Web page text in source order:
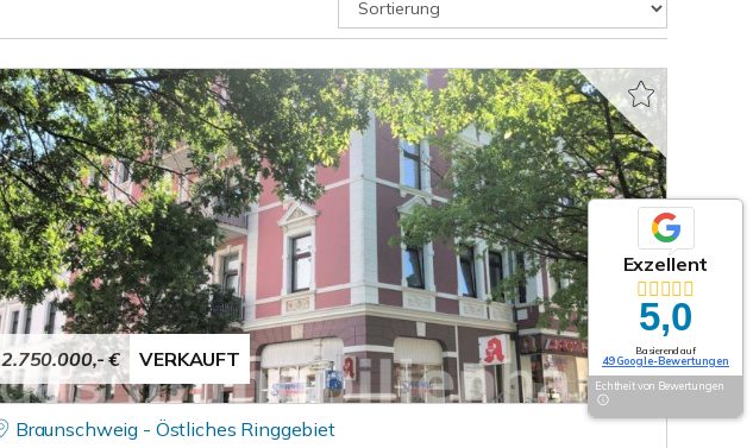
2.750.000,- € VERKAUFT
Braunschweig - Östliches Ringgebiet
Exzellent
5,0
Basierend auf
49 Google-Bewertungen
Echtheit von Bewertungen